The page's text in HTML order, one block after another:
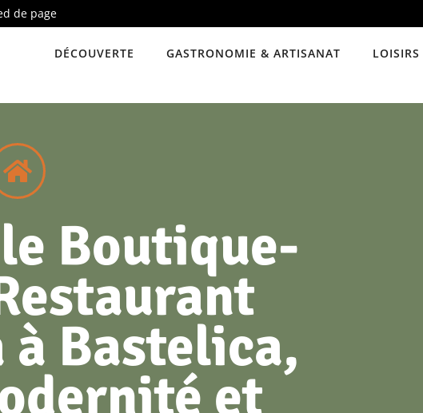
de page
DÉCOUVERTE GASTRONOMIE & ARTISANAT LOISIRS
Boutique-
Bastelica,
et